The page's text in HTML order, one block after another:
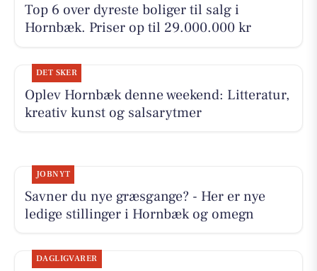
Top 6 over dyreste boliger til salg i
Hornbæk. Priser op til 29.000.000 kr
DET SKER
Oplev Hornbæk denne weekend: Litteratur,
kreativ kunst og salsarytmer
JOBNYT
Savner du nye græsgange? - Her er nye
ledige stillinger i Hornbæk og omegn
DAGLIGVARER